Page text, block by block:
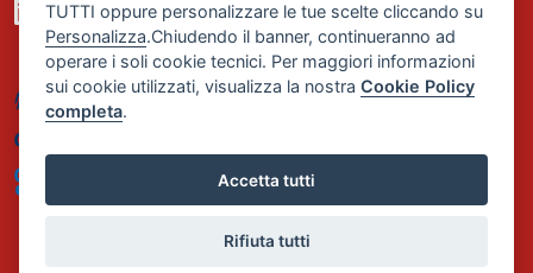
TUTTI oppure personalizzare le tue scelte cliccando su
Personalizza.Chiudendo il banner, continueranno ad
operare i soli cookie tecnici. Per maggiori informazioni
sui cookie utilizzati, visualizza la nostraCookie Policy
completa.
Accetta tutti
Rifiuta tutti